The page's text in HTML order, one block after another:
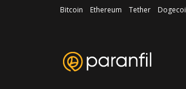
Bitcoin Ethereum Tether